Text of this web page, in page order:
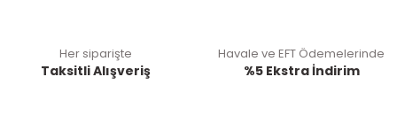
Her siparişte
Taksitli Alışveriş
Havale ve EFT Ödemelerinde
%5 Ekstra İndirim